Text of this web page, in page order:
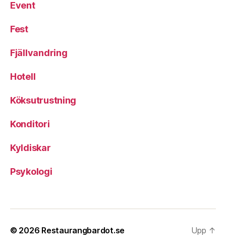
Event
Fest
Fjällvandring
Hotell
Köksutrustning
Konditori
Kyldiskar
Psykologi
© 2026 Restaurangbardot.se Upp ↑